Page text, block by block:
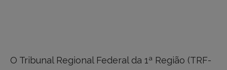
O Tribunal Regional Federal da 1ª Região (TRF-